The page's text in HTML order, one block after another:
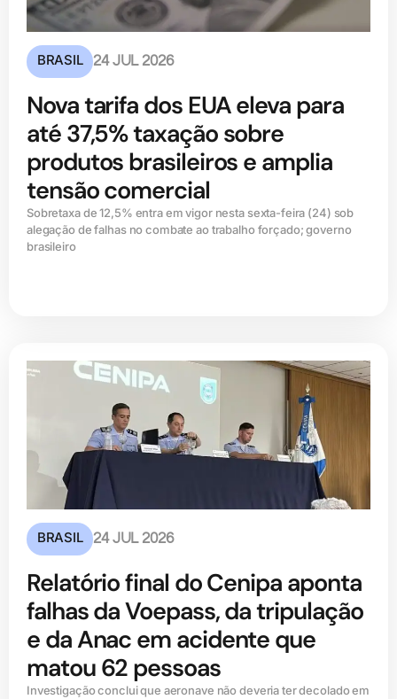
BRASIL 24 JUL 2026
Nova tarifa dos EUA eleva para
até 37,5% taxação sobre
produtos brasileiros e amplia
tensão comercial
Sobretaxa de 12,5% entra em vigor nesta sexta-feira (24) sob
alegação de falhas no combate ao trabalho forçado; governo
brasileiro
BRASIL 24 JUL 2026
Relatório final do Cenipa aponta
falhas da Voepass, da tripulação
e da Anac em acidente que
matou 62 pessoas
Investigação conclui que aeronave não deveria ter decolado em